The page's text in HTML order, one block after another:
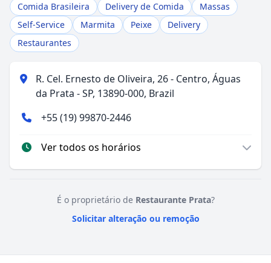
Comida Brasileira Delivery de Comida
Massas
Self-Service
Marmita Peixe
Delivery
Restaurantes
R. Cel. Ernesto de Oliveira, 26 - Centro, Águas
da Prata - SP, 13890-000, Brazil
+55 (19) 99870-2446
Ver todos os horários
É o proprietário de Restaurante Prata?
Solicitar alteração ou remoção